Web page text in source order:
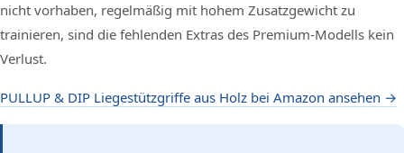
nicht vorhaben, regelmäßig mit hohem Zusatzgewicht zu
trainieren, sind die fehlenden Extras des Premium-Modells kein
Verlust.
PULLUP & DIP Liegestützgriffe aus Holz bei Amazon ansehen →